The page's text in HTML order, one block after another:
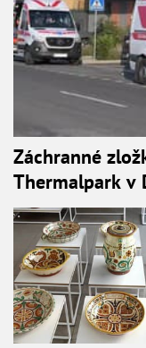
Záchranné
Thermalpark v